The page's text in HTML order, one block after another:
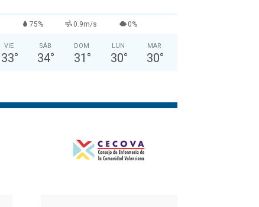
75% 0.9m/s 0%
VIE
33°
SÁB
34°
DOM
31 °
LUN
30°
MAR
30°